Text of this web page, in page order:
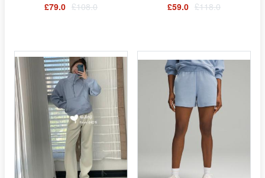
£79.0 £108.0
£59.0 £118.0